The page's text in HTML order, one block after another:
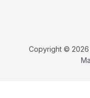
Copyright © 2026